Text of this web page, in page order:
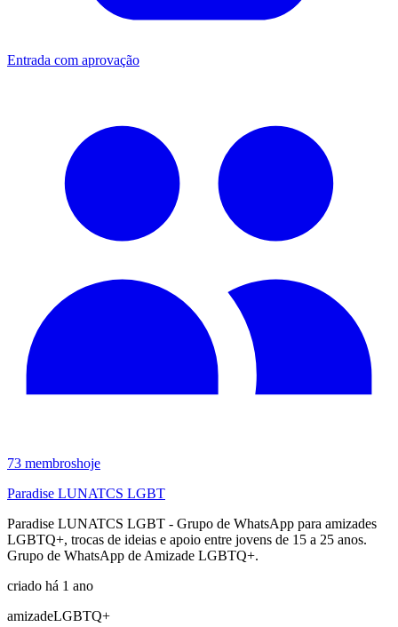
Entrada com aprovação
73 membroshoje
Paradise LUNATCS LGBT
Paradise LUNATCS LGBT - Grupo de WhatsApp para amizades
LGBTQ+, trocas de ideias e apoio entre jovens de 15 a 25 anos.
Grupo de WhatsApp de Amizade LGBTQ+.
criado há 1 ano
amizadeLGBTQ+